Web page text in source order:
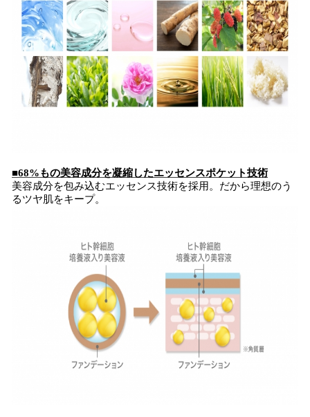
■68%もの美容成分を凝縮したエッセンスポケット技術
美容成分を包み込むエッセンス技術を採用。だから理想のう
るツヤ肌をキープ。